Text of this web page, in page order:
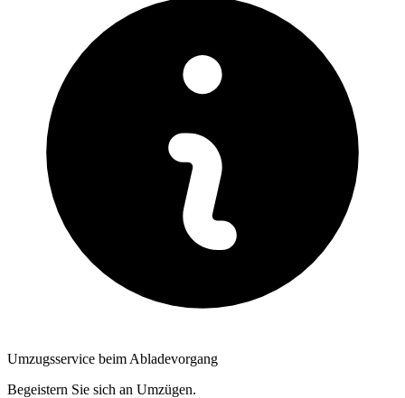
Umzugsservice beim Abladevorgang
Begeistern Sie sich an Umzügen.